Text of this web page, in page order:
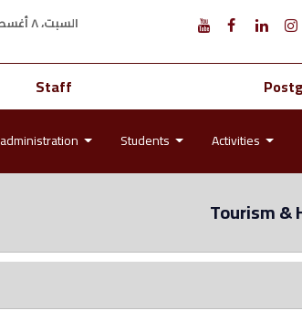
السبت، ٨ أغسطس ٢٠٢٦ م
Staff
administration Students Activities
Tourism &